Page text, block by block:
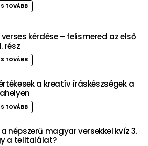
TOVÁBB
kérdése – felismered az első
rész
TOVÁBB
a kreatív íráskészségek a
TOVÁBB
népszerű magyar versekkel kvíz 3.
a telitalálat?